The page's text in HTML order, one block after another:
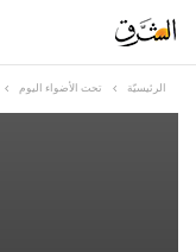
الرئيسيّة تحت الأضواء اليوم